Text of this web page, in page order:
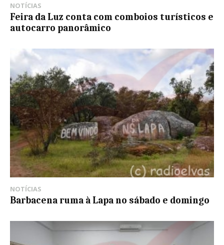
NOTÍCIAS
Feira da Luz conta com comboios turísticos e
autocarro panorâmico
NOTÍCIAS
Barbacena ruma à Lapa no sábado e domingo